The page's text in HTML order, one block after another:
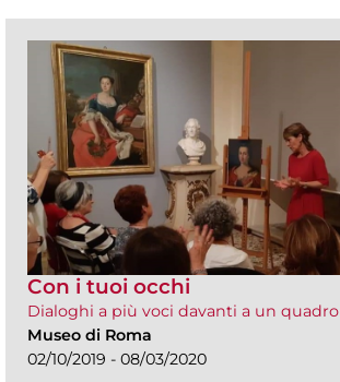
Con i tuoi occhi
Dialoghi a più voci davanti a un quadro
Museo di Roma
02/10/2019 - 08/03/2020